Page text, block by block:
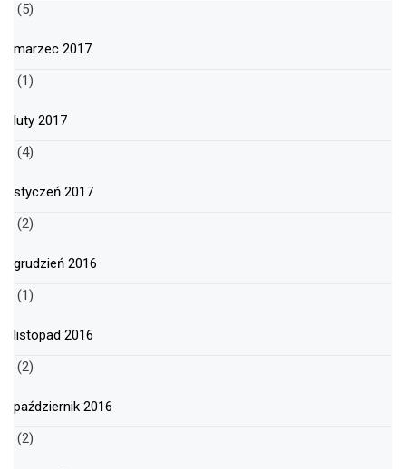
(5)
marzec 2017
(1)
luty 2017
(4)
styczeń 2017
(2)
grudzień 2016
(1)
listopad 2016
(2)
październik 2016
(2)